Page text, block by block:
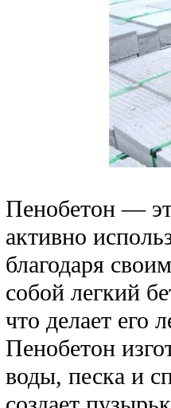
Пенобетон —
активно
благодаря
собой легкий
что делает его
Пенобетон
воды, песка и